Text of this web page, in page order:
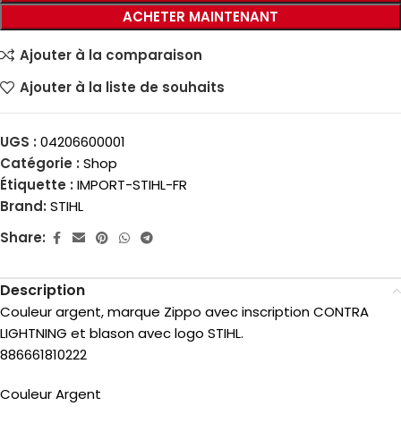
ACHETER MAINTENANT
Ajouter à la comparaison
Ajouter à la liste de souhaits
UGS : 04206600001
Catégorie : Shop
Étiquette : IMPORT-STIHL-FR
Brand: STIHL
Share:
Description
Couleur argent, marque Zippo avec inscription CONTRA
LIGHTNING et blason avec logo STIHL.
886661810222
Couleur Argent